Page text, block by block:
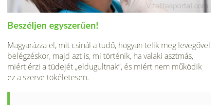
Beszéljen egyszerűen!
Magyarázza el, mit csinál a tüdő, hogyan telik meg levegővel
belégzéskor, majd azt is, mi történik, ha valaki asztmás,
miért érzi a tüde­jét „eldugultnak”, és miért nem működik
ez a szerve tökéletesen.